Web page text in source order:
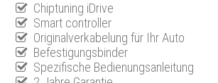
Chiptuning iDrive
Smart controller
Originalverkabelung für Ihr Auto
Befestigungsbinder
Spezifische Bedienungsanleitung